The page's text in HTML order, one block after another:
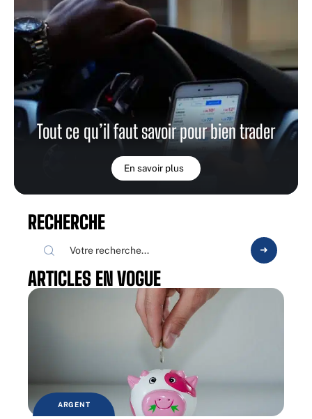
Tout ce qu’il faut savoir pour bien trader
En savoir plus
RECHERCHE
ARTICLES EN VOGUE
ARGENT